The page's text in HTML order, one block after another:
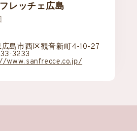
レッチェ広島
島市西区観音新町4-10-27
3233
www.sanfrecce.co.jp/